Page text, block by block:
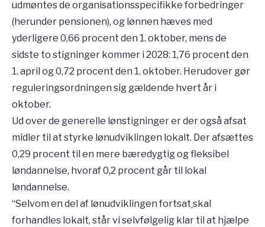
udmøntes de organisationsspecifikke forbedringer
(herunder pensionen), og lønnen hæves med
yderligere 0,66 procent den 1. oktober, mens de
sidste to stigninger kommer i 2028: 1,76 procent den
1. april og 0,72 procent den 1. oktober. Herudover gør
reguleringsordningen sig gældende hvert år i
oktober.
Ud over de generelle lønstigninger er der også afsat
midler til at styrke lønudviklingen lokalt. Der afsættes
0,29 procent til en mere bæredygtig og fleksibel
løndannelse, hvoraf 0,2 procent går til lokal
løndannelse.
“Selvom en del af lønudviklingen fortsat skal
forhandles lokalt, står vi selvfølgelig klar til at hjælpe